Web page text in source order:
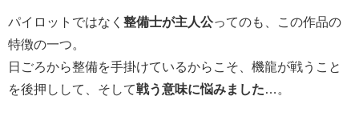
パイロットではなく 整備士が主人公ってのも、この作品の
特徴の一つ。
日ごろから整備を手掛けているからこそ、機龍が戦うこと
を後押しして、そして戦う意味に悩みました…。